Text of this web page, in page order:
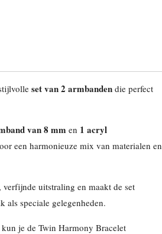
set van 2 armbanden die perfect
van 8 mm en 1 acryl
een harmonieuze mix van materialen en
uitstraling en maakt de set
als speciale gelegenheden.
kun je de Twin Harmony Bracelet